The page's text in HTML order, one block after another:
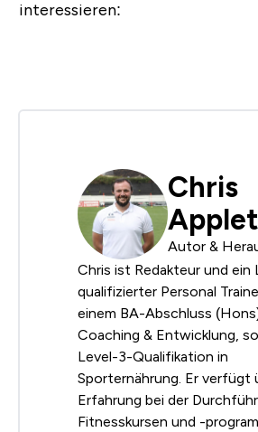
interessieren:
Chris
Autor &
Chris ist Redakteur und ein
qualifizierter Personal
einem BA-Abschluss
Coaching & Entwicklung,
Level-3-Qualifikation in
Sporternährung. Er verfügt
Erfahrung bei der
Fitnesskursen und -